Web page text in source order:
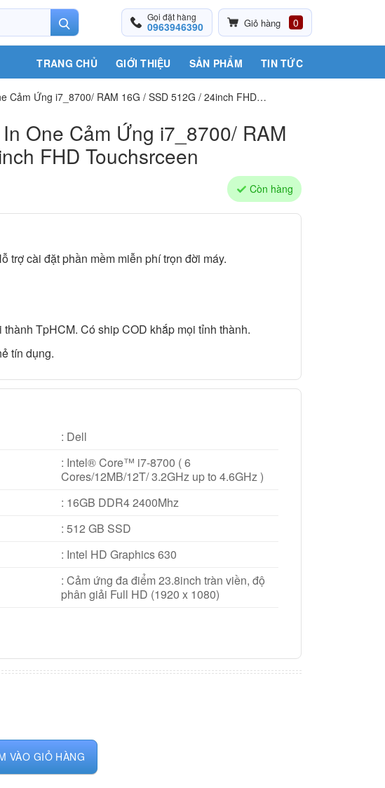
Gọi đặt hàng
0963946390 Giỏ hàng 0
TRANG CHỦ GIỚI THIỆU SẢN PHẨM TIN TỨC
Cảm Ứng i7_8700/ RAM 16G / SSD 512G / 24inch FHD
One Cảm Ứng i7_8700/ RAM
FHD Touchsrceen
Còn hàng
trợ cài đặt phần mềm miễn phí trọn đời máy.
TpHCM. Có ship COD khắp mọi tỉnh thành.
tín dụng.
: Dell
: Intel® Core™ i7-8700 ( 6
Cores/12MB/12T/ 3.2GHz up to 4.6GHz )
: 16GB DDR4 2400Mhz
: 512 GB SSD
: Intel HD Graphics 630
: Cảm ứng đa điểm 23.8inch tràn viền, độ
phân giải Full HD (1920 x 1080)
16G / SSD 512G / 24inch FHD Touchsrceen số lượng
VÀO GIỎ HÀNG